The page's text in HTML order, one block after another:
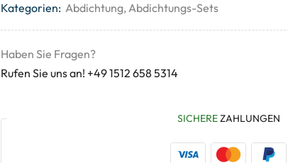
Kategorien: Abdichtung,Abdichtungs-Sets
Haben Sie Fragen?
Rufen Sie uns an! +49 1512 658 5314
SICHEREZAHLUNGEN